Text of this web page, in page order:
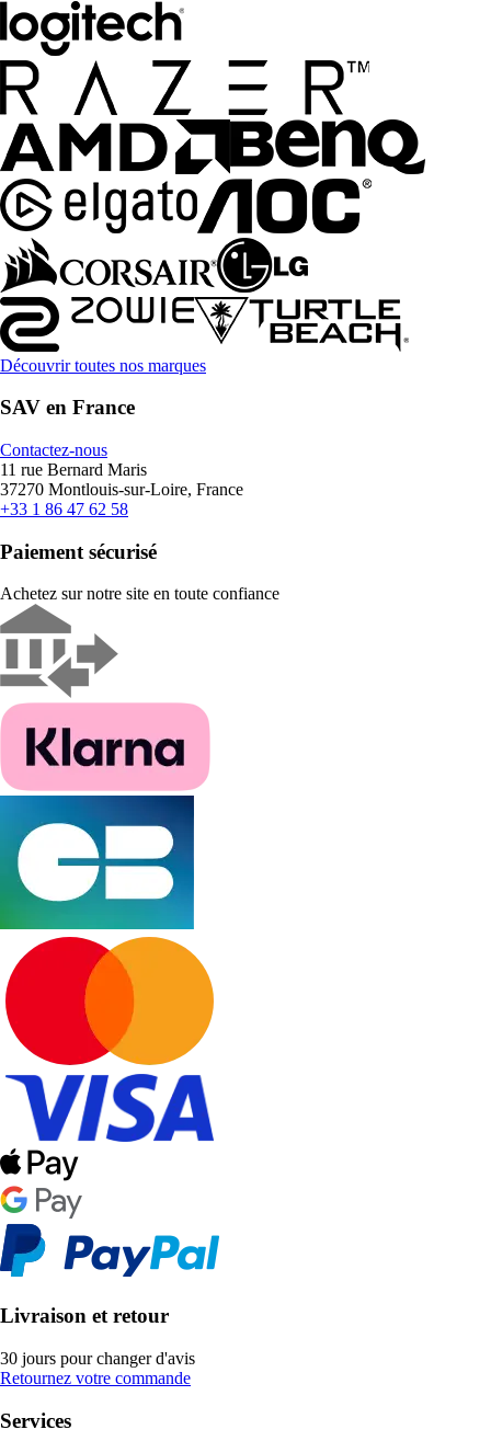
Découvrir toutes nos marques
SAV en France
Contactez-nous
11 rue Bernard Maris
37270 Montlouis-sur-Loire, France
+33 1 86 47 62 58
Paiement sécurisé
Achetez sur notre site en toute confiance
Livraison et retour
30 jours pour changer d'avis
Retournez votre commande
Services